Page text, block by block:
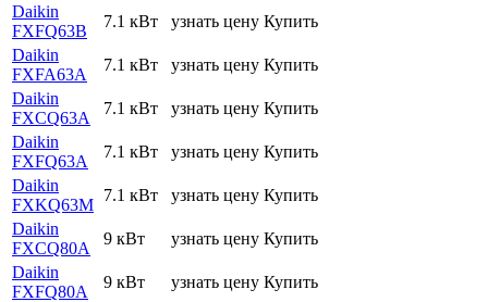
Daikin
FXFQ63B
7.1 кВт узнать цену Купить
Daikin
FXFA63A
7.1 кВт узнать цену Купить
Daikin
FXCQ63A
7.1 кВт узнать цену Купить
Daikin
FXFQ63A
7.1 кВт узнать цену Купить
Daikin
FXKQ63M
7.1 кВт узнать цену Купить
Daikin
FXCQ80A
9 кВт узнать цену Купить
Daikin
FXFQ80A
9 кВт узнать цену Купить